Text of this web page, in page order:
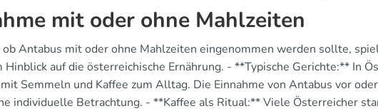
mit oder ohne Mahlzeiten
ob Antabus mit oder ohne Mahlzeiten eingenommen werden sollte,
Hinblick auf die österreichische Ernährung. - **Typische Gerichte:** In
Semmeln und Kaffee zum Alltag. Die Einnahme von Antabus vor
individuelle Betrachtung. - **Kaffee als Ritual:** Viele Österreicher